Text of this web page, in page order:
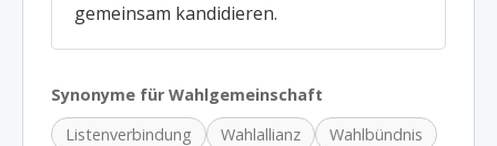
gemeinsam kandidieren.
Synonyme für Wahlgemeinschaft
Listenverbindung
Wahlallianz
Wahlbündnis